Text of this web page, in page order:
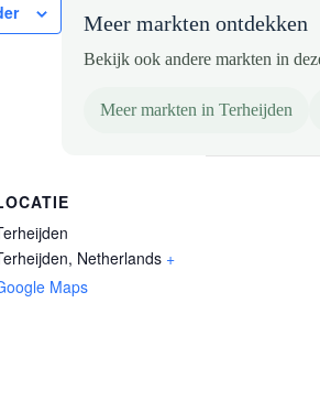
Meer markten ontdekken
Bekijk ook andere markten in
Meer markten in Terheijden
, Netherlands +
Maps